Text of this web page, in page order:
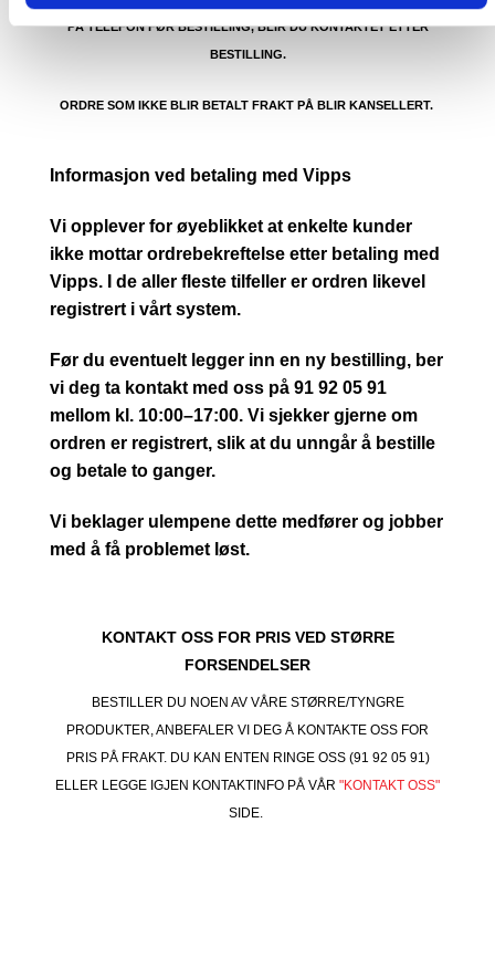
PÅ TELEFON FØR BESTILLING, BLIR DU KONTAKTET ETTER
BESTILLING.
ORDRE SOM IKKE BLIR BETALT FRAKT PÅ BLIR KANSELLERT.
Informasjon ved betaling med Vipps
Vi opplever for øyeblikket at enkelte kunder
ikke mottar ordrebekreftelse etter betaling med
Vipps. I de aller fleste tilfeller er ordren likevel
registrert i vårt system.
Før du eventuelt legger inn en ny bestilling, ber
vi deg ta kontakt med oss på 91 92 05 91
mellom kl. 10:00–17:00. Vi sjekker gjerne om
ordren er registrert, slik at du unngår å bestille
og betale to ganger.
Vi beklager ulempene dette medfører og jobber
med å få problemet løst.
KONTAKT OSS FOR PRIS VED STØRRE
FORSENDELSER
BESTILLER DU NOEN AV VÅRE STØRRE/TYNGRE
PRODUKTER, ANBEFALER VI DEG Å KONTAKTE OSS FOR
PRIS PÅ FRAKT. DU KAN ENTEN RINGE OSS (91 92 05 91)
ELLER LEGGE IGJEN KONTAKTINFO PÅ VÅR "KONTAKT OSS"
SIDE.